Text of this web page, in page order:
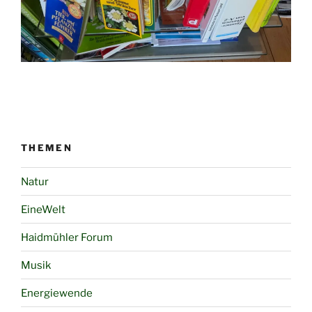
THEMEN
Natur
EineWelt
Haidmühler Forum
Musik
Energiewende